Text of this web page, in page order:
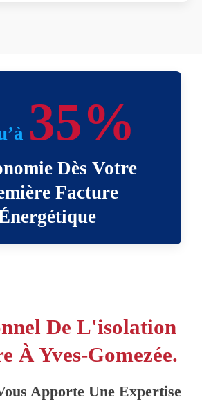
35%
Dès Votre
Facture
De L'isolation
À Yves-Gomezée.
Apporte Une Expertise